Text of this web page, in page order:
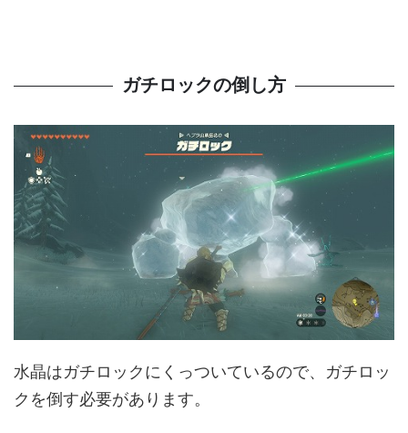
ガチロックの倒し方
水晶はガチロックにくっついているので、ガチロッ
クを倒す必要があります。